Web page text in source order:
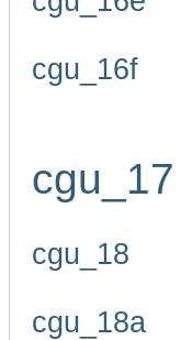
cgu_16f
cgu_17
cgu_18
cgu_18a